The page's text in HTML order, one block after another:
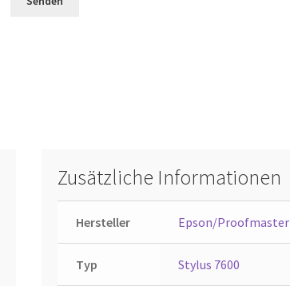
Zusätzliche Informationen
Hersteller Epson/Proofmaster
Typ Stylus 7600